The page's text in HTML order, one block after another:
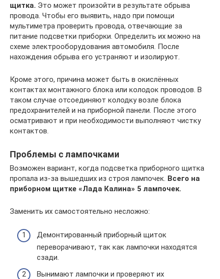
щитка. Это может произойти в результате обрыва
провода. Чтобы его выявить, надо при помощи
мультиметра проверить провода, отвечающие за
питание подсветки приборки. Определить их можно на
схеме электрооборудования автомобиля. После
нахождения обрыва его устраняют и изолируют.
Кроме этого, причина может быть в окислённых
контактах монтажного блока или колодок проводов. В
таком случае отсоединяют колодку возле блока
предохранителей и на приборной панели. После этого
осматривают и при необходимости выполняют чистку
контактов.
Проблемы с лампочками
Возможен вариант, когда подсветка приборного щитка
пропала из-за вышедших из строя лампочек. Всего на
приборном щитке «Лада Калина» 5 лампочек.
Заменить их самостоятельно несложно:
Демонтированный приборный щиток
переворачивают, так как лампочки находятся
сзади.
Вынимают лампочки и проверяют их